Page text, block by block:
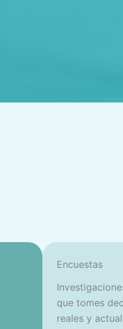
Encuestas
que tomes
reales y